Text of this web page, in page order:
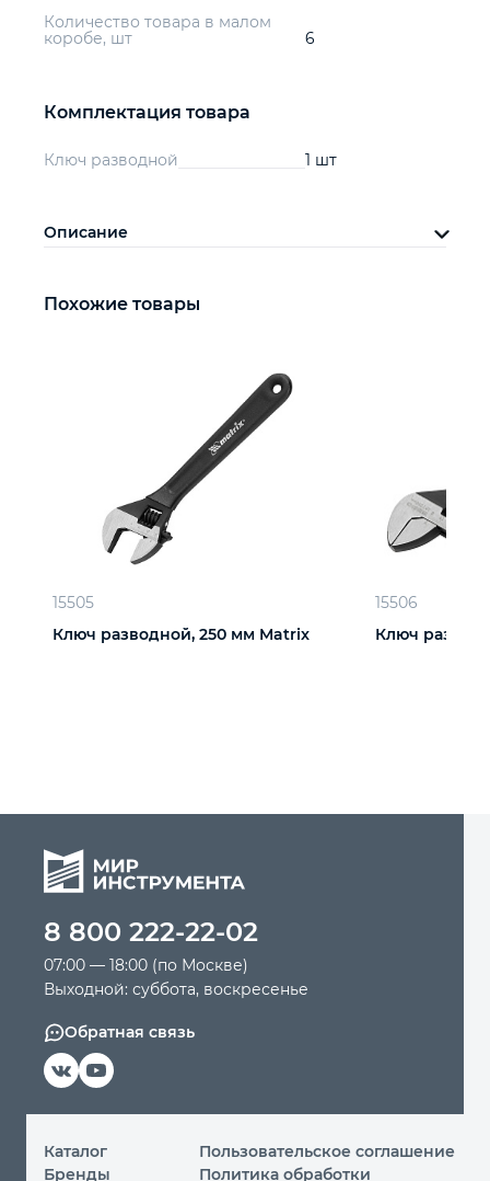
Количество товара в малом
коробе, шт
6
Комплектация товара
Ключ разводной 1 шт
Описание
Похожие товары
15505
Ключ разводной, 250 мм Matrix
15506
Ключ
8 800 222-22-02
07:00 — 18:00 (по Москве)
Выходной: суббота, воскресенье
Обратная связь
Каталог
Бренды
Пользовательское соглашение
Политика обработки